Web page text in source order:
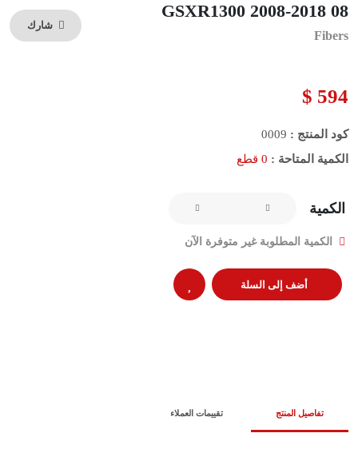
GSXR1300 2008-2018 08
Fibers
شارك
594 $
كود المنتج :
الكمية المتاحة : 0 قطع
الكمية
الكمية المطلوبة غير متوفرة الآن
أضف إلى السلة
تفاصيل المنتج تقييمات العملاء